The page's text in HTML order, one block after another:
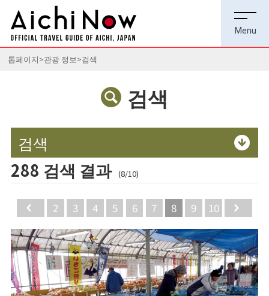
톱페이지 관광 정보 검색
검색
검색
288 검색 결과 (8/10)
Back
2 3 4 5 6 7 8 9 10